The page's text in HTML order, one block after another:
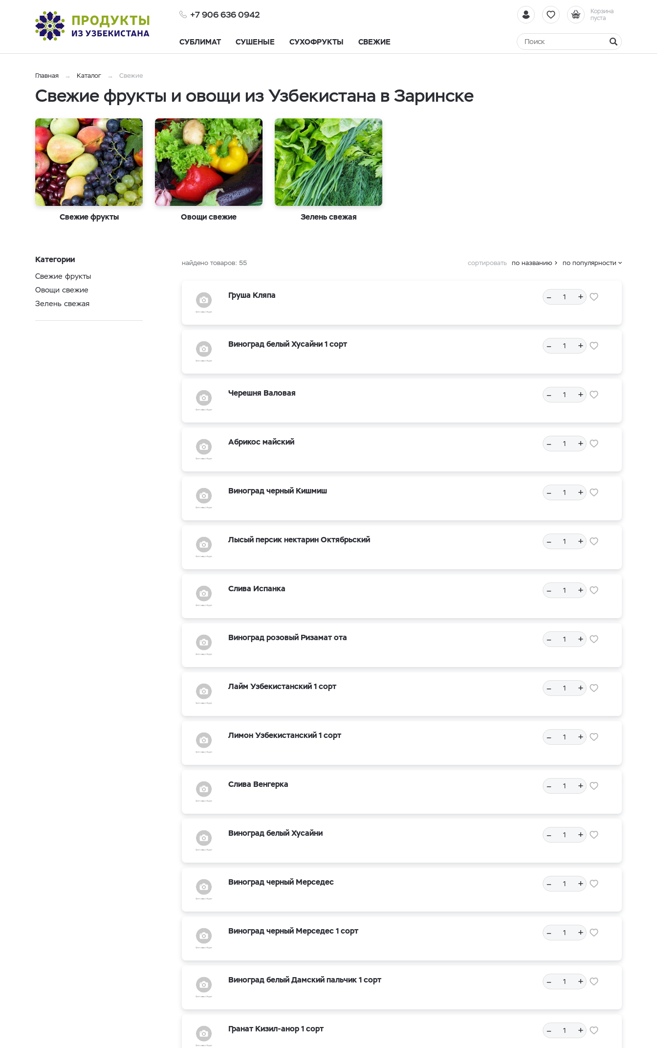
+7 906 636 0942
Корзина
пуста
СУБЛИМАТ СУШЕНЫЕ СУХОФРУКТЫ СВЕЖИЕ
Главная Каталог Свежие
Свежие фрукты и овощи из Узбекистана в Заринске
Свежие фрукты Овощи свежие Зелень свежая
Категории
Свежие фрукты
Овощи свежие
Зелень свежая
найдено товаров: 55 сортировать по названию по популярности
Груша Кляпа – +
Виноград белый Хусайни 1 сорт – +
Черешня Валовая – +
Абрикос майский – +
Виноград черный Кишмиш – +
Лысый персик нектарин Октябрьский – +
Слива Испанка – +
Виноград розовый Ризамат ота – +
Лайм Узбекистанский 1 сорт – +
Лимон Узбекистанский 1 сорт – +
Слива Венгерка – +
Виноград белый Хусайни – +
Виноград черный Мерседес – +
Виноград черный Мерседес 1 сорт – +
Виноград белый Дамский пальчик 1 сорт – +
Гранат Кизил-анор 1 сорт – +